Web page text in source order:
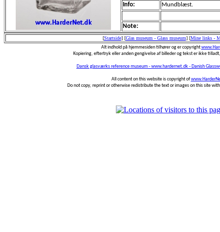
Info:
Mundblæst.
Note:
[Startside] [Glas museum - Glass museum] [Mine links -
Alt indhold på hjemmesiden tilhører og er copyright
Kopiering, eftertryk eller anden gengivelse af billeder og tekst er ikke
Dansk glasværks reference museum - www.hardernet.dk - Danish
All content on this website is copyright of
Do not copy, reprint or otherwise redistribute the text or images on this site